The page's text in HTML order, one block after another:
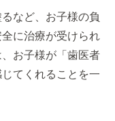
など、お子様の負
に治療が受けられ
お子様が「歯医者
てくれることを一